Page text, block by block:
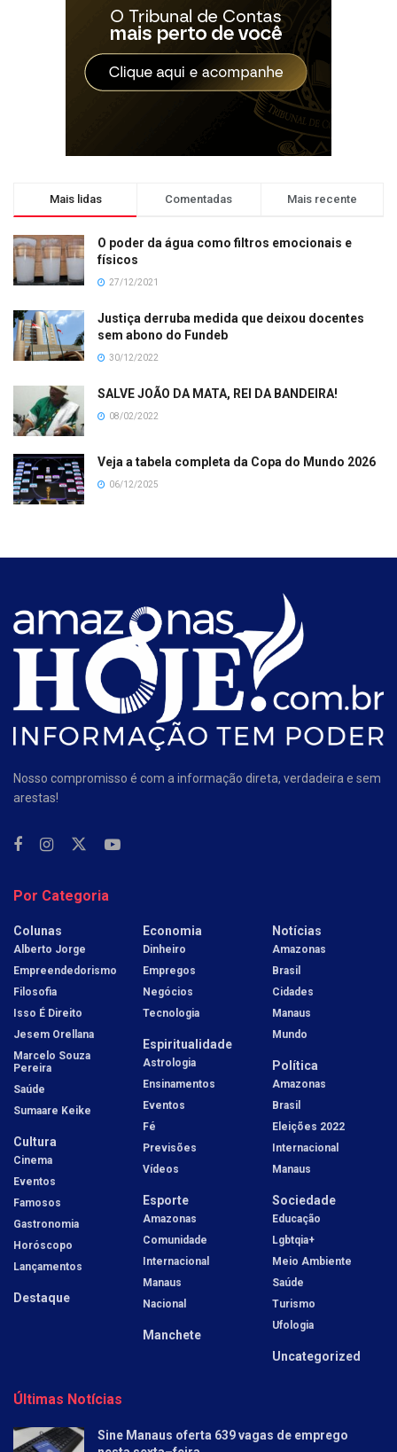
Mais lidas Comentadas Mais recente
O poder da água como filtros emocionais e
físicos
27/12/2021
Justiça derruba medida que deixou docentes
sem abono do Fundeb
30/12/2022
SALVE JOÃO DA MATA, REI DA BANDEIRA!
08/02/2022
Veja a tabela completa da Copa do Mundo 2026
06/12/2025
Nosso compromisso é com a informação direta, verdadeira e sem
arestas!
Por Categoria
Colunas
Alberto Jorge
Empreendedorismo
Filosofia
Isso É Direito
Jesem Orellana
Marcelo Souza
Pereira
Saúde
Sumaare Keike
Cultura
Cinema
Eventos
Famosos
Gastronomia
Horóscopo
Lançamentos
Destaque
Economia
Dinheiro
Empregos
Negócios
Tecnologia
Espiritualidade
Astrologia
Ensinamentos
Eventos
Fé
Previsões
Vídeos
Esporte
Amazonas
Comunidade
Internacional
Manaus
Nacional
Manchete
Notícias
Amazonas
Brasil
Cidades
Manaus
Mundo
Política
Amazonas
Brasil
Eleições 2022
Internacional
Manaus
Sociedade
Educação
Lgbtqia+
Meio Ambiente
Saúde
Turismo
Ufologia
Uncategorized
Últimas Notícias
Sine Manaus oferta 639 vagas de emprego